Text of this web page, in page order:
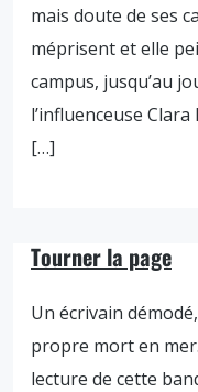
mais doute de ses
méprisent et elle
campus, jusqu’au
l’influenceuse
[…]
Tourner la page
Un écrivain
propre mort en
lecture de cette